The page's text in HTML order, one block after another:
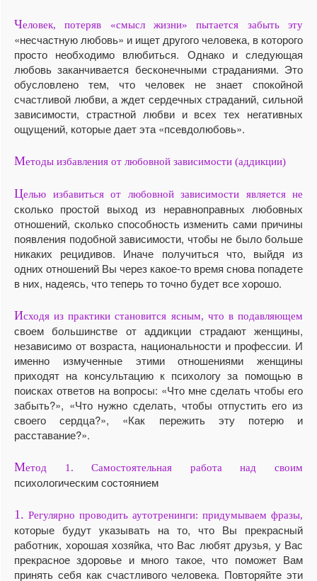
Человек, потеряв «смысл жизни» пытается забыть эту
«несчастную любовь» и ищет другого человека, в которого
просто необходимо влюбиться. Однако и следующая
любовь заканчивается бесконечными страданиями. Это
обусловлено тем, что человек не знает спокойной
счастливой любви, а ждет сердечных страданий, сильной
зависимости, страстной любви и всех тех негативных
ощущений, которые дает эта «псевдолюбовь».
Методы избавления от любовной зависимости (аддикции)
Целью избавиться от любовной зависимости является не
сколько простой выход из неравноправных любовных
отношений, сколько способность изменить сами причины
появления подобной зависимости, чтобы не было больше
никаких рецидивов. Иначе получиться что, выйдя из
одних отношений Вы через какое-то время снова попадете
в них, надеясь, что теперь то точно будет все хорошо.
Исходя из практики становится ясным, что в подавляющем
своем большинстве от аддикции страдают женщины,
независимо от возраста, национальности и профессии. И
именно измученные этими отношениями женщины
приходят на консультацию к психологу за помощью в
поисках ответов на вопросы: «Что мне сделать чтобы его
забыть?», «Что нужно сделать, чтобы отпустить его из
своего сердца?», «Как пережить эту потерю и
расставание?».
Метод 1. Самостоятельная работа над своим
психологическим состоянием
1. Регулярно проводить аутотренинги: придумываем фразы,
которые будут указывать на то, что Вы прекрасный
работник, хорошая хозяйка, что Вас любят друзья, у Вас
прекрасное здоровье и много такое, что поможет Вам
принять себя как счастливого человека. Повторяйте эти